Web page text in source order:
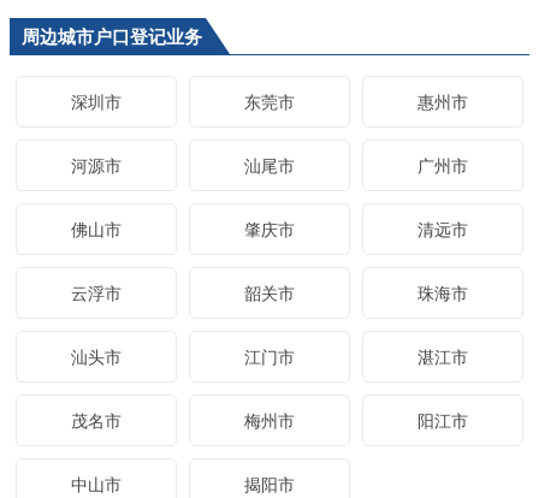
周边城市户口登记业务
深圳市 东莞市 惠州市
河源市 汕尾市 广州市
佛山市 肇庆市 清远市
云浮市 韶关市 珠海市
汕头市 江门市 湛江市
茂名市 梅州市 阳江市
中山市 揭阳市